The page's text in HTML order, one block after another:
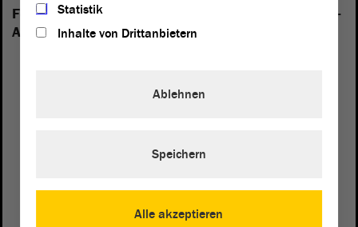
Folgende Fraktionen sind im Landtag von Sachsen-
Anhalt vertreten:
Statistik
Inhalte von Drittanbietern
Alle akzeptieren
Ablehnen
Speichern